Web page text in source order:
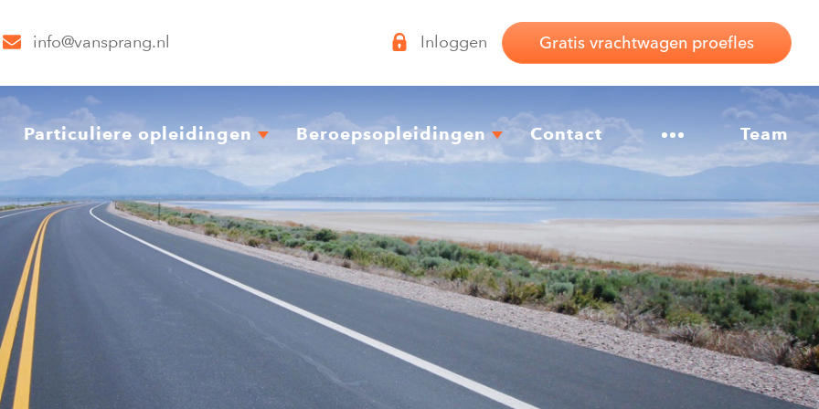
info@vansprang.nl Inloggen Gratis vrachtwagen proefles
Particuliere opleidingen Beroepsopleidingen Contact Overig Team